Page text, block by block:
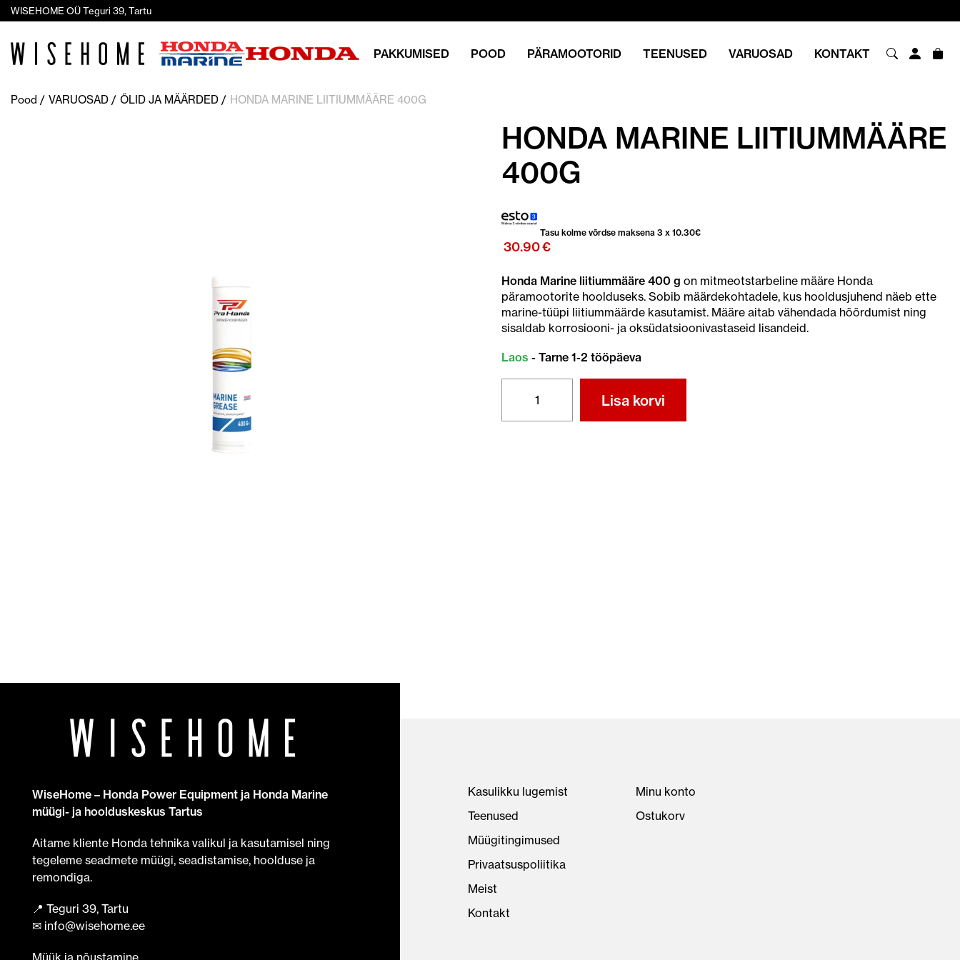
WISEHOME OÜ Teguri 39, Tartu
PAKKUMISED POOD PÄRAMOOTORID TEENUSED VARUOSAD KONTAKT
Pood VARUOSAD ÕLID JA MÄÄRDED HONDA MARINE LIITIUMMÄÄRE 400G
HONDA MARINE LIITIUMMÄÄRE
400G
Tasu kolme võrdse maksena 3 x 10.30€
30.90€
Honda Marine liitiummääre 400 g on mitmeotstarbeline määre Honda
päramootorite hoolduseks. Sobib määrdekohtadele, kus hooldusjuhend näeb ette
marine-tüüpi liitiummäärde kasutamist. Määre aitab vähendada hõõrdumist ning
sisaldab korrosiooni- ja oksüdatsioonivastaseid lisandeid.
Laos - Tarne 1-2 tööpäeva
MARINE
Lisa korvi
WiseHome – Honda Power Equipment ja Honda Marine
müügi- ja hoolduskeskus Tartus
Aitame kliente Honda tehnika valikul ja kasutamisel ning
tegeleme seadmete müügi, seadistamise, hoolduse ja
remondiga.
📍 Teguri 39, Tartu
✉ info@wisehome.ee
Müük ja nõustamine
Kasulikku lugemist
Teenused
Müügitingimused
Privaatsuspoliitika
Meist
Kontakt
Minu konto
Ostukorv